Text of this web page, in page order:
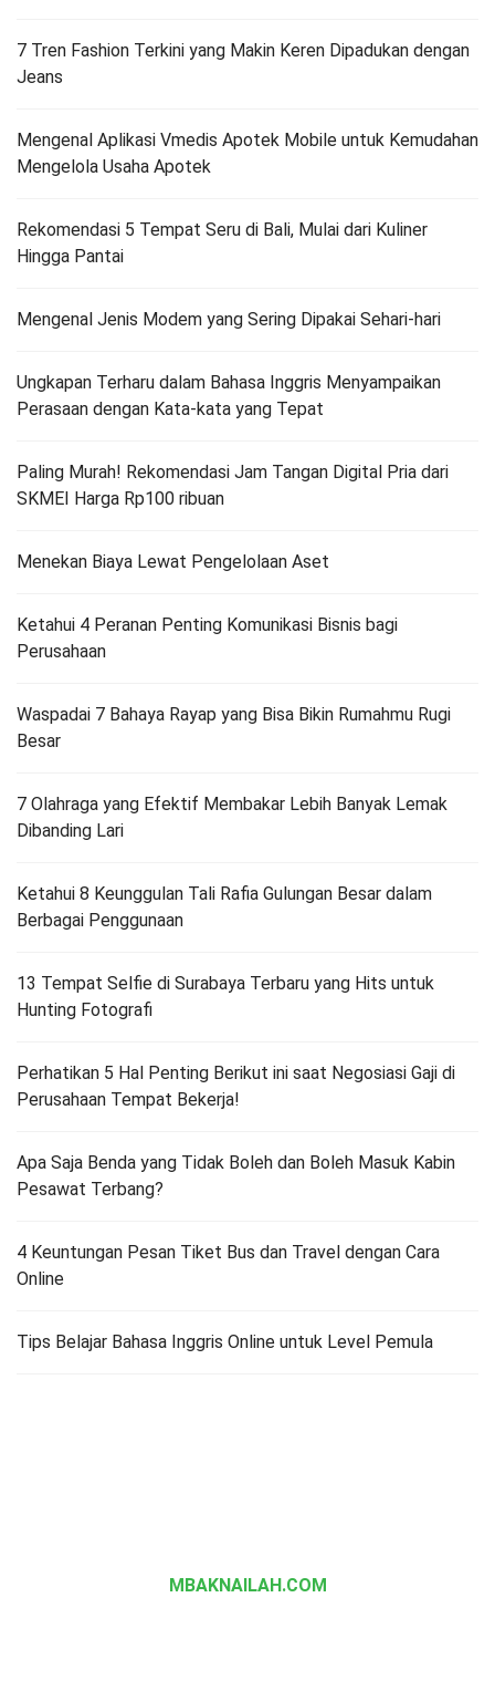
7 Tren Fashion Terkini yang Makin Keren Dipadukan dengan
Jeans
Mengenal Aplikasi Vmedis Apotek Mobile untuk Kemudahan
Mengelola Usaha Apotek
Rekomendasi 5 Tempat Seru di Bali, Mulai dari Kuliner
Hingga Pantai
Mengenal Jenis Modem yang Sering Dipakai Sehari-hari
Ungkapan Terharu dalam Bahasa Inggris Menyampaikan
Perasaan dengan Kata-kata yang Tepat
Paling Murah! Rekomendasi Jam Tangan Digital Pria dari
SKMEI Harga Rp100 ribuan
Menekan Biaya Lewat Pengelolaan Aset
Ketahui 4 Peranan Penting Komunikasi Bisnis bagi
Perusahaan
Waspadai 7 Bahaya Rayap yang Bisa Bikin Rumahmu Rugi
Besar
7 Olahraga yang Efektif Membakar Lebih Banyak Lemak
Dibanding Lari
Ketahui 8 Keunggulan Tali Rafia Gulungan Besar dalam
Berbagai Penggunaan
13 Tempat Selfie di Surabaya Terbaru yang Hits untuk
Hunting Fotografi
Perhatikan 5 Hal Penting Berikut ini saat Negosiasi Gaji di
Perusahaan Tempat Bekerja!
Apa Saja Benda yang Tidak Boleh dan Boleh Masuk Kabin
Pesawat Terbang?
4 Keuntungan Pesan Tiket Bus dan Travel dengan Cara
Online
Tips Belajar Bahasa Inggris Online untuk Level Pemula
MBAKNAILAH.COM